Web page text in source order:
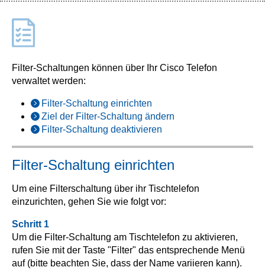
Filter-Schaltungen können über Ihr Cisco Telefon
verwaltet werden:
Filter-Schaltung einrichten
Ziel der Filter-Schaltung ändern
Filter-Schaltung deaktivieren
Filter-Schaltung einrichten
Um eine Filterschaltung über ihr Tischtelefon
einzurichten, gehen Sie wie folgt vor:
Schritt 1
Um die Filter-Schaltung am Tischtelefon zu aktivieren,
rufen Sie mit der Taste "Filter" das entsprechende Menü
auf (bitte beachten Sie, dass der Name variieren kann).